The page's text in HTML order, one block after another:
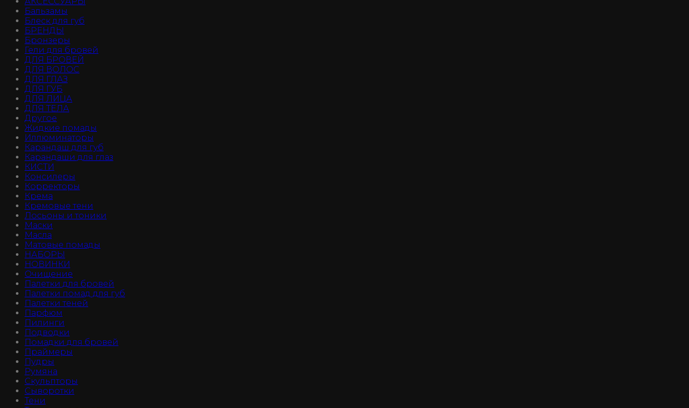
Бальзамы
Блеск для губ
БРЕНДЫ
Бронзеры
Гели для бровей
ДЛЯ БРОВЕЙ
ДЛЯ ВОЛОС
ДЛЯ ГЛАЗ
ДЛЯ ГУБ
ДЛЯ ЛИЦА
ДЛЯ ТЕЛА
Другое
Жидкие помады
Иллюминаторы
Карандаш для губ
Карандаши для глаз
КИСТИ
Консилеры
Корректоры
Крема
Кремовые тени
Лосьоны и тоники
Маски
Масла
Матовые помады
НАБОРЫ
НОВИНКИ
Очищение
Палетки для бровей
Палетки помад для губ
Палетки теней
Парфюм
Пилинги
Подводки
Помадки для бровей
Праймеры
Пудры
Румяна
Скульпторы
Сыворотки
Тени